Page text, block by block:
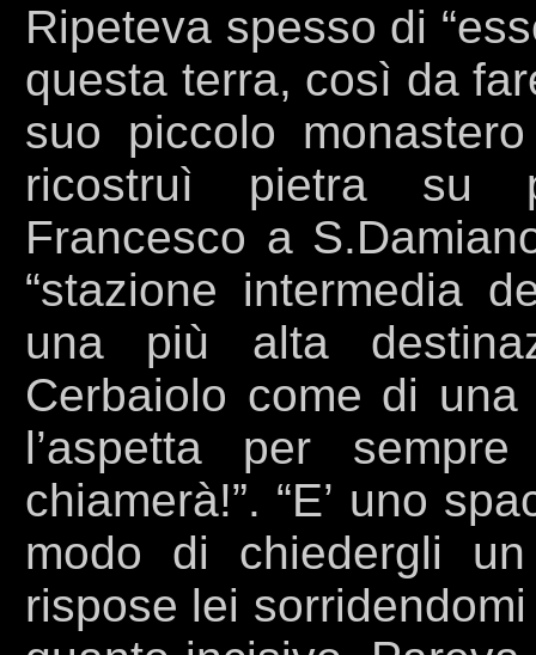
Ripeteva spesso di
questa terra, così da
suo piccolo
ricostruì pietra su
Francesco a
“stazione intermedia
una più alta
Cerbaiolo come di
l’aspetta per
chiamerà!”. “E’ uno
modo di chiedergli
rispose lei